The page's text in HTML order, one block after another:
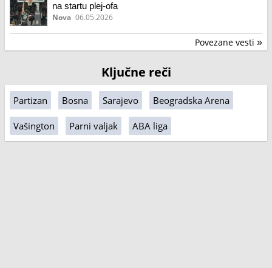
na startu plej-ofa
Nova 06.05.2026
Povezane vesti »
Ključne reči
Partizan Bosna Sarajevo Beogradska Arena
Vašington Parni valjak ABA liga